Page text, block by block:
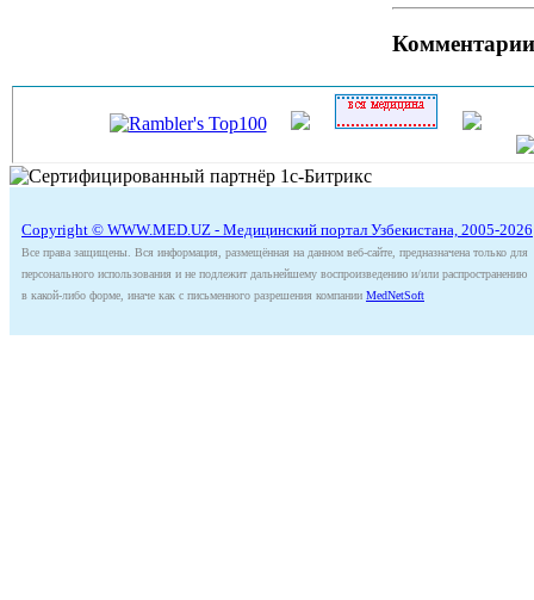
Комментарии
Copyright © WWW.MED.UZ - Медицинский портал Узбекистана, 2005-2026
Все права защищены. Вся информация, размещённая на данном веб-сайте, предназначена только для
персонального использования и не подлежит дальнейшему воспроизведению и/или распространению
в какой-либо форме, иначе как с письменного разрешения компании MedNetSoft